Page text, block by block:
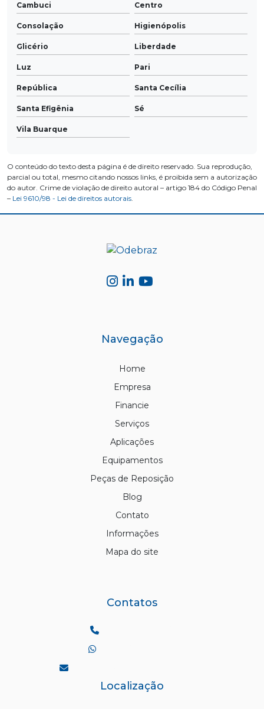
Cambuci Centro
Consolação Higienópolis
Glicério Liberdade
Luz Pari
República Santa Cecília
Santa Efigênia Sé
Vila Buarque
O conteúdo do texto desta página é de direito reservado. Sua reprodução,
parcial ou total, mesmo citando nossos links, é proibida sem a autorização
do autor. Crime de violação de direito autoral – artigo 184 do Código Penal
– Lei 9610/98 - Lei de direitos autorais.
Navegação
Home
Empresa
Financie
Serviços
Aplicações
Equipamentos
Peças de Reposição
Blog
Contato
Informações
Mapa do site
Contatos
Localização